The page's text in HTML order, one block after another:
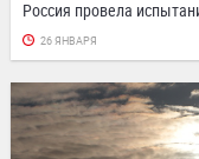
Россия провела
26 ЯНВАРЯ